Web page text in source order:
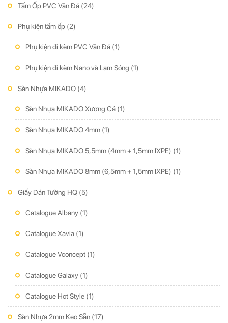
Tấm Ốp PVC Vân Đá (24)
Phụ kiện tấm ốp (2)
Phụ kiện đi kèm PVC Vân Đá (1)
Phụ kiện đi kèm Nano và Lam Sóng (1)
Sàn Nhựa MIKADO (4)
Sàn Nhựa MIKADO Xương Cá (1)
Sàn Nhựa MIKADO 4mm (1)
Sàn Nhựa MIKADO 5,5mm (4mm + 1,5mm IXPE) (1)
Sàn Nhựa MIKADO 8mm (6,5mm + 1,5mm IXPE) (1)
Giấy Dán Tường HQ (5)
Catalogue Albany (1)
Catalogue Xavia (1)
Catalogue Vconcept (1)
Catalogue Galaxy (1)
Catalogue Hot Style (1)
Sàn Nhựa 2mm Keo Sẵn (17)